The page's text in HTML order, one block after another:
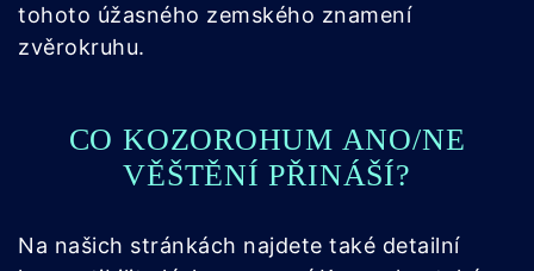
tohoto úžasného zemského znamení
zvěrokruhu.
CO KOZOROHUM ANO/NE
VĚŠTĚNÍ PŘINÁŠÍ?
Na našich stránkách najdete také detailní